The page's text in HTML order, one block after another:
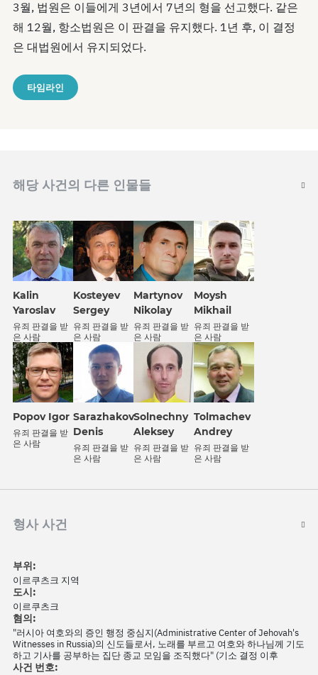
3월, 법원은 이들에게 3년에서 7년의 형을 선고했다. 같은
해 12월, 항소법원은 이 판결을 유지했다. 1년 후, 이 결정
은 대법원에서 유지되었다.
타임라인
해당 사건의 다른 인물들
Kalin
Yaroslav
유죄 판결을 받
은 사람
Kosteyev
Sergey
유죄 판결을 받
은 사람
Martynov
Nikolay
유죄 판결을 받
은 사람
Moysh
Mikhail
유죄 판결을 받
은 사람
Popov Igor
유죄 판결을 받
은 사람
Sarazhakov
Denis
유죄 판결을 받
은 사람
Solnechny
Aleksey
유죄 판결을 받
은 사람
Tolmachev
Andrey
유죄 판결을 받
은 사람
형사 사건
부위:
이르쿠츠크 지역
도시:
이르쿠츠크
혐의:
"러시아 여호와의 증인 행정 중심지(Administrative Center of Jehovah's
Witnesses in Russia)의 신도들로서, 노래를 부르고 여호와 하나님께 기도
하고 기사를 공부하는 집단 종교 모임을 조직했다" (기소 결정 이후
사건 번호: